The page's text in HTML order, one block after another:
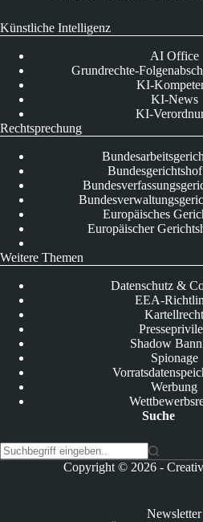
Künstliche Intelligenz
AI Office
Grundrechte-
KI-
KI-News
KI-
Rechtsprechung
Europäisches
Europäischer
Weitere Themen
Datenschutz &
EEA-
Kartellrecht
Shadow
Spionage
Werbung
Suche
Copyright © 2026 -
Newsletter